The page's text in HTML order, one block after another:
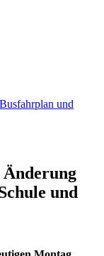
und
Änderung
und